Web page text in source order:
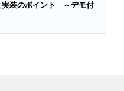
実装のポイント ～デモ付